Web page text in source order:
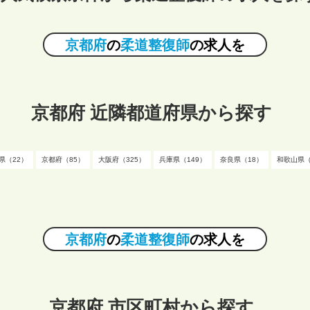
京都府の柔道整復師の求人を
京都府 近隣都道府県から探す
（22） 京都府（85） 大阪府（325） 兵庫県（149） 奈良県（18） 和歌山県
京都府の柔道整復師の求人を